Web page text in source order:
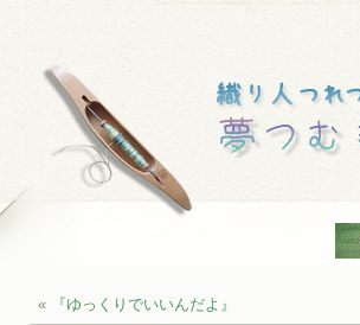
« 『ゆっくりでいいんだよ』